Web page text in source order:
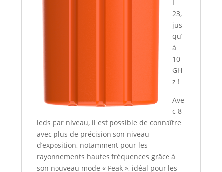
I
23,
jus
qu’
à
10
GH
z !
Ave
c 8
leds par niveau, il est possible de connaître
avec plus de précision son niveau
d’exposition, notamment pour les
rayonnements hautes fréquences grâce à
son nouveau mode « Peak », idéal pour les